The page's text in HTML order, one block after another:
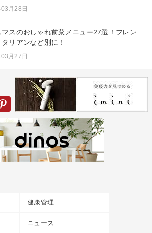
月28日
マスのおしゃれ前菜メニュー27選！フレン
リアンなど別に！
月27日
健康管理
ニュース